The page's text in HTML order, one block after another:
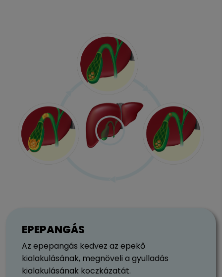
EPEPANGÁS
Az epepangás kedvez az epekő
kialakulásának, megnöveli a gyulladás
kialakulásának koczkázatát.